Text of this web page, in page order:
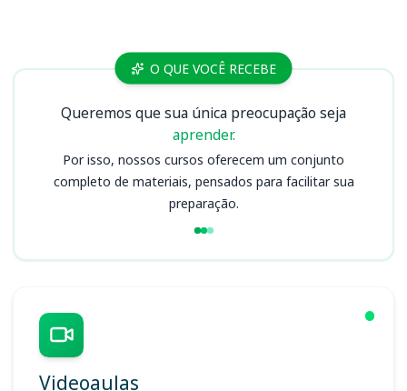
Cursos O QUE VOCÊ RECEBE
Queremos que sua única preocupação seja
aprender.
Por isso, nossos cursos oferecem um conjunto
completo de materiais, pensados para facilitar sua
preparação.
Videoaulas